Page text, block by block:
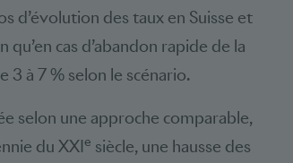
d’évolution des taux en Suisse et
cas d’abandon rapide de la
3 à 7 % selon le scénario.
selon une approche comparable,
du XXIe siècle, une hausse des